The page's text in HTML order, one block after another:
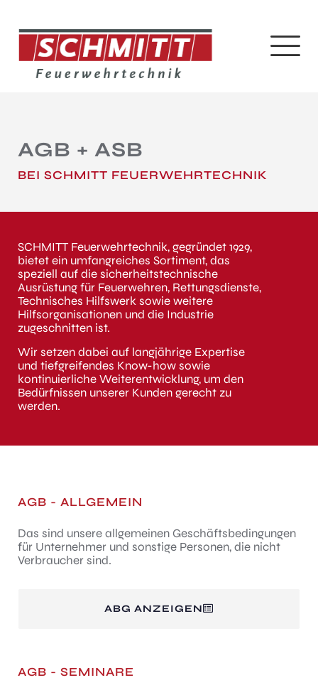
AGB + ASB
BEI SCHMITT FEUERWEHRTECHNIK
SCHMITT Feuerwehrtechnik, gegründet 1929,
bietet ein umfangreiches Sortiment, das
speziell auf die sicherheitstechnische
Ausrüstung für Feuerwehren, Rettungsdienste,
Technisches Hilfswerk sowie weitere
Hilfsorganisationen und die Industrie
zugeschnitten ist.
Wir setzen dabei auf langjährige Expertise
und tiefgreifendes Know-how sowie
kontinuierliche Weiterentwicklung, um den
Bedürfnissen unserer Kunden gerecht zu
werden.
AGB - ALLGEMEIN
Das sind unsere allgemeinen Geschäftsbedingungen
für Unternehmer und sonstige Personen, die nicht
Verbraucher sind.
ABG ANZEIGEN
AGB - SEMINARE